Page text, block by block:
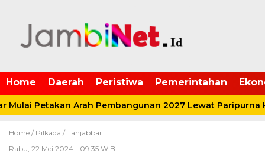
Home Daerah Peristiwa Pemerintahan
Petakan Arah Pembangunan 2027 Lewat Paripurna
Home / Pilkada / Tanjabbar
Rabu, 22 Mei 2024 - 09:35 WIB